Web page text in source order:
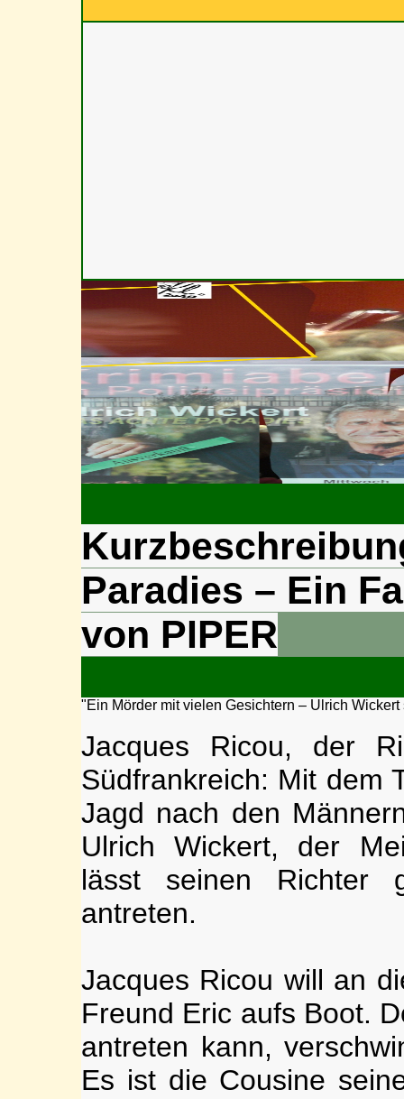
Paradies – Ein
von PIPER
"Ein Mörder mit vielen Gesichtern – Ulrich
Jacques Ricou, der
Südfrankreich: Mit dem
Jagd nach den
Ulrich Wickert, der
lässt seinen Richter
antreten.
Jacques Ricou will an
Freund Eric aufs Boot.
antreten kann,
Es ist die Cousine